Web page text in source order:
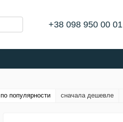
+38 098 950 00 01
по популярности сначала дешевле